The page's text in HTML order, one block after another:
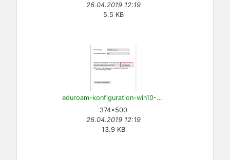
26.04.2019 12:19
5.5 KB
eduroam-konfiguration-win10-6.png
374×500
26.04.2019 12:19
13.9 KB